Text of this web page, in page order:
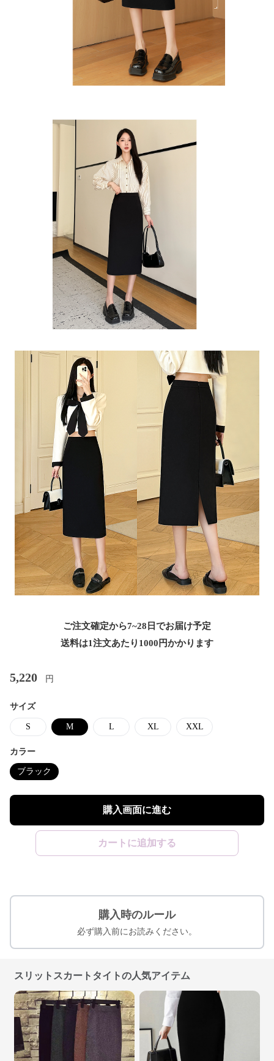
ご注文確定から7~28日でお届け予定
送料は1注文あたり 1000 円かかります
5,220 円
サイズ
S M L XL XXL
カラー
ブラック
購入画面に進む
カートに追加する
購入時のルール
必ず購入前にお読みください。
スリットスカートタイトの人気アイテム